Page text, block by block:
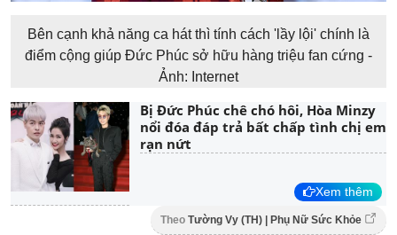
Bên cạnh khả năng ca hát thì tính cách 'lầy lội' chính là
điểm cộng giúp Đức Phúc sở hữu hàng triệu fan cứng -
Ảnh: Internet
Bị Đức Phúc chê chó hôi, Hòa Minzy
nổi đóa đáp trả bất chấp tình chị em
rạn nứt
Xem thêm
Theo Tường Vy (TH) | Phụ Nữ Sức Khỏe